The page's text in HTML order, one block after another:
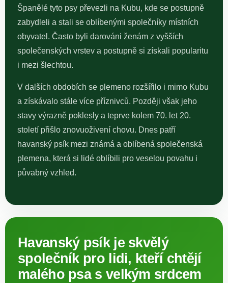
Španělé tyto psy převezli na Kubu, kde se postupně
zabydleli a stali se oblíbenými společníky místních
obyvatel. Často byli darováni ženám z vyšších
společenských vrstev a postupně si získali popularitu
i mezi šlechtou.
V dalších obdobích se plemeno rozšířilo i mimo Kubu
a získávalo stále více příznivců. Později však jeho
stavy výrazně poklesly a teprve kolem 70. let 20.
století přišlo znovuoživení chovu. Dnes patří
havanský psík mezi známá a oblíbená společenská
plemena, která si lidé oblíbili pro veselou povahu i
půvabný vzhled.
Havanský psík je skvělý
společník pro lidi, kteří chtějí
malého psa s velkým srdcem